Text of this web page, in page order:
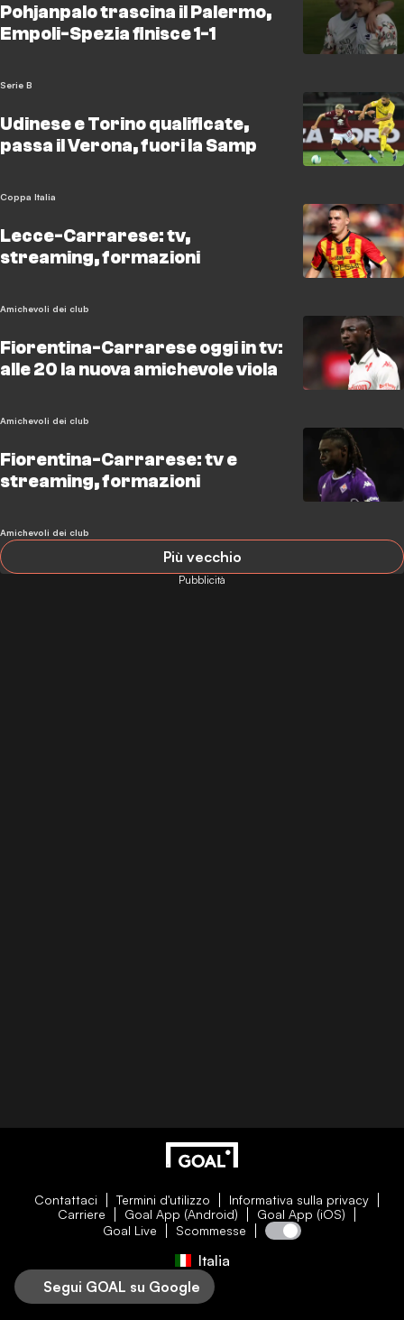
Pohjanpalo trascina il Palermo,
Empoli-Spezia finisce 1-1
Serie B
Udinese e Torino qualificate,
passa il Verona, fuori la Samp
Coppa Italia
Lecce-Carrarese: tv,
streaming, formazioni
Amichevoli dei club
Fiorentina-Carrarese oggi in tv:
alle 20 la nuova amichevole viola
Amichevoli dei club
Fiorentina-Carrarese: tv e
streaming, formazioni
Amichevoli dei club
Più vecchio
Pubblicità
Contattaci Termini d'utilizzo
Informativa sulla privacy
Carriere
Goal App (Android)
Goal App (iOS)
Goal Live
Scommesse
Italia
Segui GOAL su Google